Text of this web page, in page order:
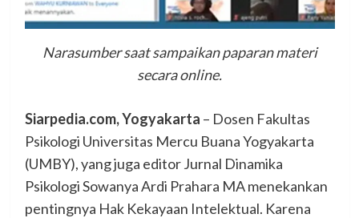
Narasumber saat sampaikan paparan materi
secara online.
Siarpedia.com, Yogyakarta – Dosen Fakultas
Psikologi Universitas Mercu Buana Yogyakarta
(UMBY), yang juga editor Jurnal Dinamika
Psikologi Sowanya Ardi Prahara MA menekankan
pentingnya Hak Kekayaan Intelektual. Karena